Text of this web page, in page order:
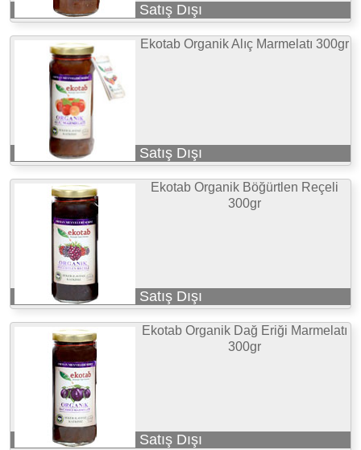
Satış Dışı
Ekotab Organik Alıç Marmelatı 300gr
Satış Dışı
Ekotab Organik Böğürtlen Reçeli
300gr
Satış Dışı
Ekotab Organik Dağ Eriği Marmelatı
300gr
Satış Dışı